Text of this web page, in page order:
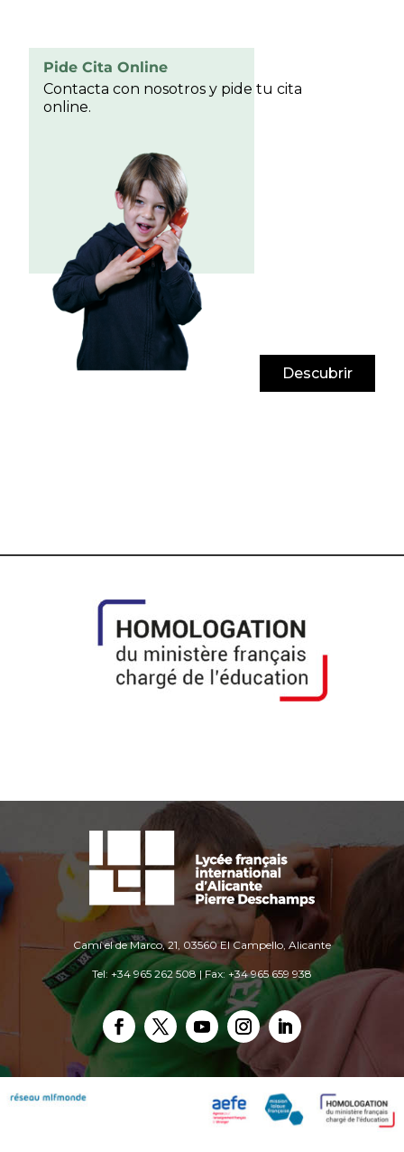
Pide Cita Online
Contacta con nosotros y pide tu cita
online.
Descubrir
Camí el de Marco, 21, 03560 El Campello, Alicante
Tel: +34 965 262 508 | Fax: +34 965 659 938